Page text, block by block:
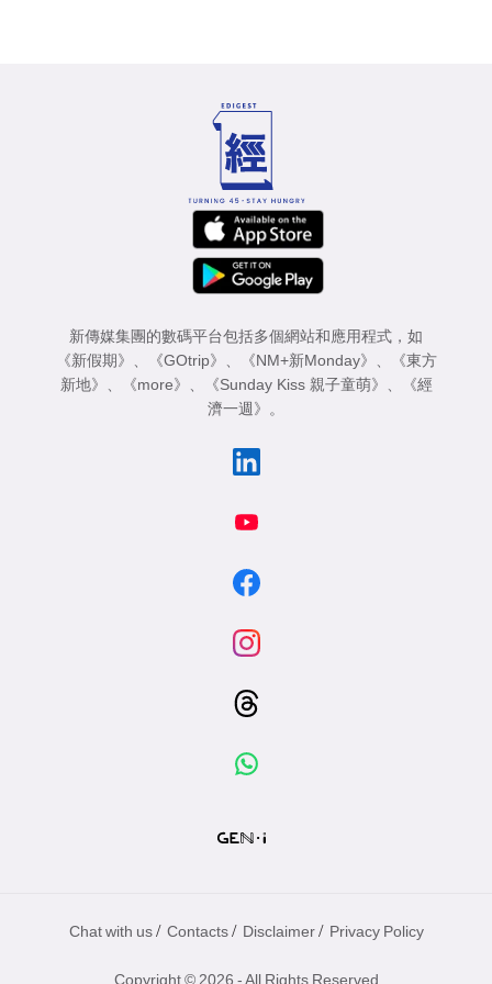
新傳媒集團的數碼平台包括多個網站和應用程式，如
《新假期》
《GOtrip》 《NM+新Monday》
《東方
新地》
《more》 《Sunday Kiss 親子童萌》
《經
濟一週》
。
Chat with us / Contacts / Disclaimer / Privacy Policy
Copyright © 2026 - All Rights Reserved